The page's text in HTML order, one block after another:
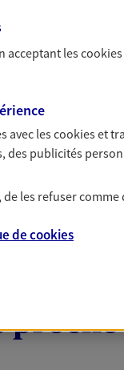
acceptant lescookies
avec lescookies et
des publicités
de les refuser
decookies